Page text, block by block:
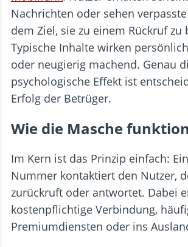
Nachrichten oder sehen
dem Ziel, sie zu einem Rückruf zu
Typische Inhalte wirken
oder neugierig machend. Genau
psychologische Effekt ist
Erfolg der Betrüger.
Wie die Masche
Im Kern ist das Prinzip einfach:
Nummer kontaktiert den Nutzer,
zurückruft oder antwortet. Dabei
kostenpflichtige Verbindung,
Premiumdiensten oder ins